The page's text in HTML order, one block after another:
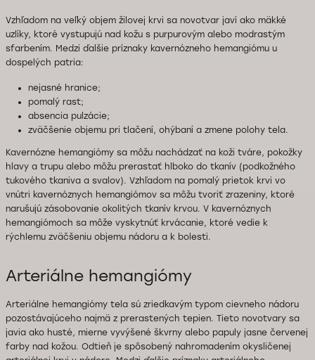
Vzhľadom na veľký objem žilovej krvi sa novotvar javí ako mäkké
uzlíky, ktoré vystupujú nad kožu s purpurovým alebo modrastým
sfarbením. Medzi ďalšie príznaky kavernózneho hemangiómu u
dospelých patria:
nejasné hranice;
pomalý rast;
absencia pulzácie;
zväčšenie objemu pri tlačení, ohýbaní a zmene polohy tela.
Kavernózne hemangiómy sa môžu nachádzať na koži tváre, pokožky
hlavy a trupu alebo môžu prerastať hlboko do tkanív (podkožného
tukového tkaniva a svalov). Vzhľadom na pomalý prietok krvi vo
vnútri kavernóznych hemangiómov sa môžu tvoriť zrazeniny, ktoré
narušujú zásobovanie okolitých tkanív krvou. V kavernóznych
hemangiómoch sa môže vyskytnúť krvácanie, ktoré vedie k
rýchlemu zväčšeniu objemu nádoru a k bolesti.
Arteriálne hemangiómy
Arteriálne hemangiómy tela sú zriedkavým typom cievneho nádoru
pozostávajúceho najmä z prerastených tepien. Tieto novotvary sa
javia ako husté, mierne vyvýšené škvrny alebo papuly jasne červenej
farby nad kožou. Odtieň je spôsobený nahromadením okysličenej